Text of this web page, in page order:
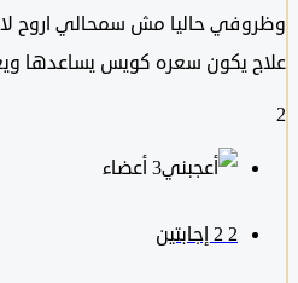
حاليا مش سمحالي اروح لاي
يكون سعره كويس يساعدها
‫3 أعضاء